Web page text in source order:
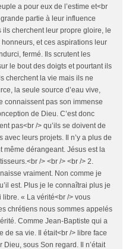
a pour eux de l’estime et<br
partie à leur influence
cherchent leur propre gloire, le
et ces aspirations leur
fermé. Ils scrutent les
le bout des doigts et pourtant ils
cherchent la vie mais ils ne
la seule source d’eau vive,
connaissent pas son immense
de Dieu. C’est donc
pas<br /> qu’ils se doivent de
avec leurs projets. Il n’y a plus de
même dérangeant. Jésus est la
/> <br /> <br /> 2.
vraiment. Non comme je
est. Plus je le connaîtrai plus je
« La vérité<br /> vous
chrétiens nous sommes appelés
Comme Jean-Baptiste qui a
de sa vie. Il était<br /> libre face
sous Son regard. Il n’était